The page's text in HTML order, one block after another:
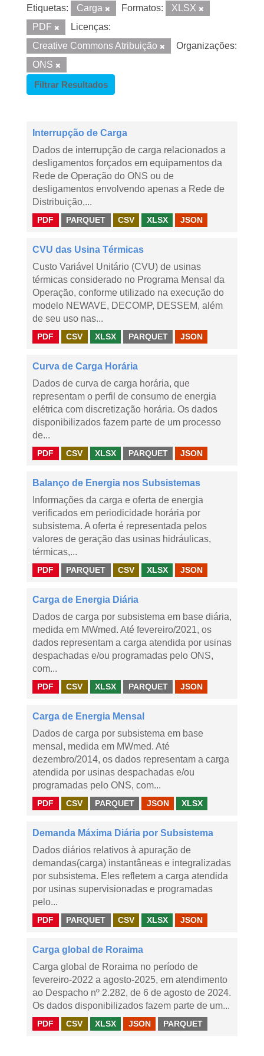
Etiquetas: Carga Formatos:
XLSX
PDF
Licenças:
Creative Commons Atribuição
Organizações:
ONS
Filtrar Resultados
Interrupção de Carga
Dados de interrupção de carga relacionados a
desligamentos forçados em equipamentos da
Rede de Operação do ONS ou de
desligamentos envolvendo apenas a Rede de
Distribuição,...
PDF PARQUET CSV XLSX JSON
CVU das Usina Térmicas
Custo Variável Unitário (CVU) de usinas
térmicas considerado no Programa Mensal da
Operação, conforme utilizado na execução do
modelo NEWAVE, DECOMP, DESSEM, além
de seu uso nas...
PDF CSV XLSX PARQUET JSON
Curva de Carga Horária
Dados de curva de carga horária, que
representam o perfil de consumo de energia
elétrica com discretização horária. Os dados
disponibilizados fazem parte de um processo
de...
PDF CSV XLSX PARQUET JSON
Balanço de Energia nos Subsistemas
Informações da carga e oferta de energia
verificados em periodicidade horária por
subsistema. A oferta é representada pelos
valores de geração das usinas hidráulicas,
térmicas,...
PDF PARQUET CSV XLSX JSON
Carga de Energia Diária
Dados de carga por subsistema em base diária,
medida em MWmed. Até fevereiro/2021, os
dados representam a carga atendida por usinas
despachadas e/ou programadas pelo ONS,
com...
PDF CSV XLSX PARQUET JSON
Carga de Energia Mensal
Dados de carga por subsistema em base
mensal, medida em MWmed. Até
dezembro/2014, os dados representam a carga
atendida por usinas despachadas e/ou
programadas pelo ONS, com...
PDF CSV PARQUET JSON XLSX
Demanda Máxima Diária por Subsistema
Dados diários relativos à apuração de
demandas(carga) instantâneas e integralizadas
por subsistema. Eles refletem a carga atendida
por usinas supervisionadas e programadas
pelo...
PDF PARQUET CSV XLSX JSON
Carga global de Roraima
Carga global de Roraima no período de
fevereiro-2022 a agosto-2025, em atendimento
ao Despacho nº 2.282, de 6 de agosto de 2024.
Os dados disponibilizados fazem parte de um...
PDF CSV XLSX JSON PARQUET